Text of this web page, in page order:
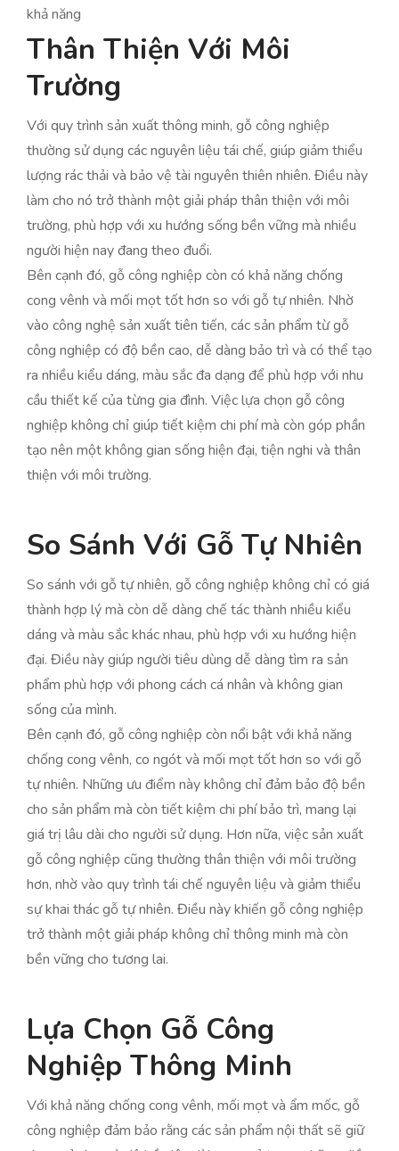
khả năng
Thân Thiện Với Môi
Trường
Với quy trình sản xuất thông minh, gỗ công nghiệp
thường sử dụng các nguyên liệu tái chế, giúp giảm thiểu
lượng rác thải và bảo vệ tài nguyên thiên nhiên. Điều này
làm cho nó trở thành một giải pháp thân thiện với môi
trường, phù hợp với xu hướng sống bền vững mà nhiều
người hiện nay đang theo đuổi.
Bên cạnh đó, gỗ công nghiệp còn có khả năng chống
cong vênh và mối mọt tốt hơn so với gỗ tự nhiên. Nhờ
vào công nghệ sản xuất tiên tiến, các sản phẩm từ gỗ
công nghiệp có độ bền cao, dễ dàng bảo trì và có thể tạo
ra nhiều kiểu dáng, màu sắc đa dạng để phù hợp với nhu
cầu thiết kế của từng gia đình. Việc lựa chọn gỗ công
nghiệp không chỉ giúp tiết kiệm chi phí mà còn góp phần
tạo nên một không gian sống hiện đại, tiện nghi và thân
thiện với môi trường.
So Sánh Với Gỗ Tự Nhiên
So sánh với gỗ tự nhiên, gỗ công nghiệp không chỉ có giá
thành hợp lý mà còn dễ dàng chế tác thành nhiều kiểu
dáng và màu sắc khác nhau, phù hợp với xu hướng hiện
đại. Điều này giúp người tiêu dùng dễ dàng tìm ra sản
phẩm phù hợp với phong cách cá nhân và không gian
sống của mình.
Bên cạnh đó, gỗ công nghiệp còn nổi bật với khả năng
chống cong vênh, co ngót và mối mọt tốt hơn so với gỗ
tự nhiên. Những ưu điểm này không chỉ đảm bảo độ bền
cho sản phẩm mà còn tiết kiệm chi phí bảo trì, mang lại
giá trị lâu dài cho người sử dụng. Hơn nữa, việc sản xuất
gỗ công nghiệp cũng thường thân thiện với môi trường
hơn, nhờ vào quy trình tái chế nguyên liệu và giảm thiểu
sự khai thác gỗ tự nhiên. Điều này khiến gỗ công nghiệp
trở thành một giải pháp không chỉ thông minh mà còn
bền vững cho tương lai.
Lựa Chọn Gỗ Công
Nghiệp Thông Minh
Với khả năng chống cong vênh, mối mọt và ẩm mốc, gỗ
công nghiệp đảm bảo rằng các sản phẩm nội thất sẽ giữ